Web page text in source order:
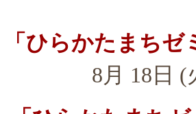
「ひらかたまちゼ
日 (火)